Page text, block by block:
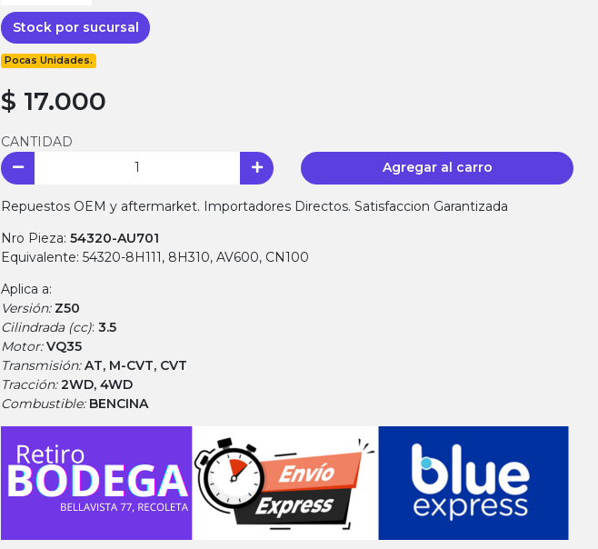
Stock por sucursal
Pocas Unidades.
$ 17.000
CANTIDAD
Agregar al carro
Repuestos OEM y aftermarket. Importadores Directos. Satisfaccion Garantizada
Nro Pieza: 54320-AU701
Equivalente: 54320-8H111, 8H310, AV600, CN100
Aplica a:
Versión: Z50
Cilindrada (cc): 3.5
Motor:VQ35
Transmisión:AT, M-CVT, CVT
Tracción:2WD, 4WD
Combustible: BENCINA